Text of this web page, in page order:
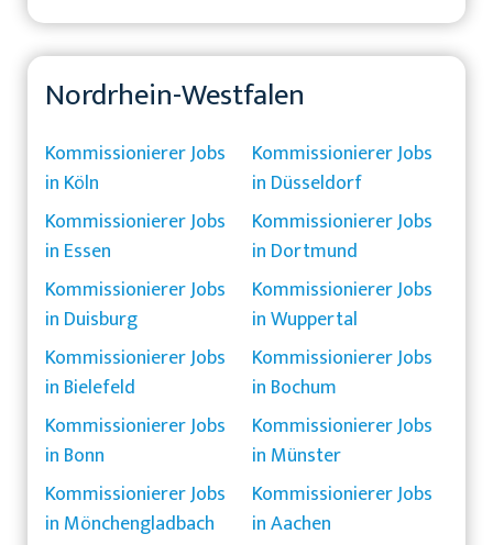
Nordrhein-Westfalen
Kommissionierer Jobs
in Köln
Kommissionierer Jobs
in Düsseldorf
Kommissionierer Jobs
in Essen
Kommissionierer Jobs
in Dortmund
Kommissionierer Jobs
in Duisburg
Kommissionierer Jobs
in Wuppertal
Kommissionierer Jobs
in Bielefeld
Kommissionierer Jobs
in Bochum
Kommissionierer Jobs
in Bonn
Kommissionierer Jobs
in Münster
Kommissionierer Jobs
in Mönchengladbach
Kommissionierer Jobs
in Aachen